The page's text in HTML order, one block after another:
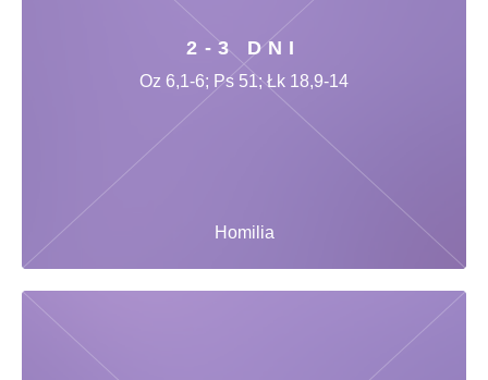
2-3 DNI
Homilia
Oz 6,1-6; Ps 51; Łk 18,9-14